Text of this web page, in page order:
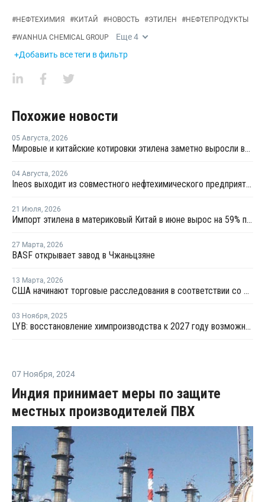
#НЕФТЕХИМИЯ #КИТАЙ #НОВОСТЬ #ЭТИЛЕН #НЕФТЕПРОДУКТЫ
#WANHUA CHEMICAL GROUP Еще4
+Добавить все теги в фильтр
Похожие новости
05 Августа, 2026
Мировые и китайские котировки этилена заметно выросли во второй половине июля
04 Августа, 2026
Ineos выходит из совместного нефтехимического предприятия с Sinopec
21 Июля, 2026
Импорт этилена в материковый Китай в июне вырос на 59% по сравнению с предыдущим месяцем
27 Марта, 2026
BASF открывает завод в Чжаньцзяне
13 Марта, 2026
США начинают торговые расследования в соответствии со статьей 301 в отношении 16 стран, включая ЕС и Китай
03 Ноября, 2025
LYB: восстановление химпроизводства к 2027 году возможно при закрытии избыточных мощностей
07 Ноября, 2024
Индия принимает меры по защите
местных производителей ПВХ